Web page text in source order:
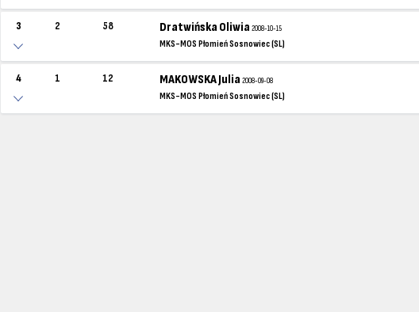
3 2 58 Dratwińska Oliwia2008-10-15
MKS-MOS Płomień Sosnowiec (SL)
4 1 12 MAKOWSKA Julia2008-09-08
MKS-MOS Płomień Sosnowiec (SL)